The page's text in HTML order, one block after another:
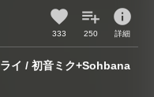
333 250
info
詳細
イ / 初音ミク+Sohbana